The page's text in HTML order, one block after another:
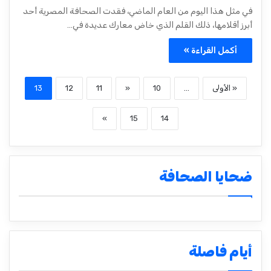
في مثل هذا اليوم من العام الماضي، فقدت الصحافة المصرية أحد
أبرز أقلامها، ذلك القلم الذي خاض معارك عديدة في…
أكمل القراءة »
« الأولى 10
«
11
12
13
14
15
»
ضحايا الصحافة
أيام فاصلة